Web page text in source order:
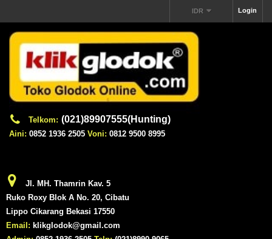
Login
IDR
Telkom: (021)89907555(Hunting)
Aini: 0852 1936 2505 Voni: 0812 9500 8995
Jl. MH. Thamrin Kav. 5
Ruko Roxy Blok A No. 20, Cibatu
Lippo Cikarang Bekasi 17550
Email: klikglodok@gmail.com